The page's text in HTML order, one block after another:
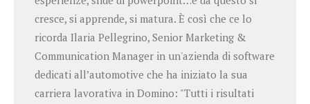
cresce, si apprende, si matura. È così che ce lo
ricorda Ilaria Pellegrino, Senior Marketing &
Communication Manager in un'azienda di software
dedicati all’automotive che ha iniziato la sua
carriera lavorativa in Domino: "Tutti i risultati